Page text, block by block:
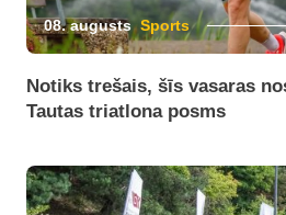
08. augusts Sports
Notiks trešais, šīs vasaras
Tautas triatlona posms